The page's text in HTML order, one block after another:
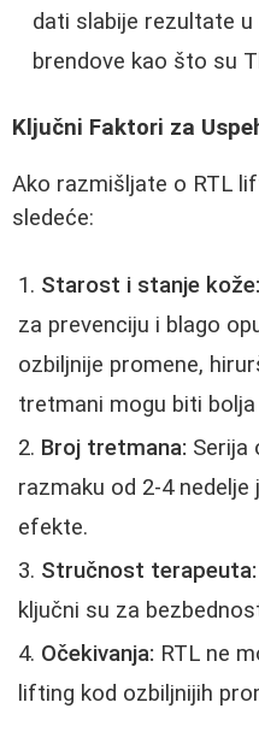
dati slabije rezultate
brendove kao što su
Ključni Faktori za
Ako razmišljate o RTL
sledeće:
Starost i stanje kože:
za prevenciju i blago
ozbiljnije promene,
tretmani mogu biti bolja
Broj tretmana: Serija
razmaku od 2-4 nedelje
efekte.
Stručnost terapeuta:
ključni su za
Očekivanja: RTL ne
lifting kod ozbiljnijih